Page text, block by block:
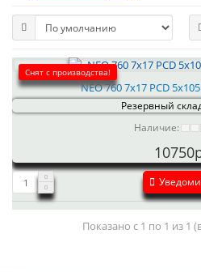
Снят с производства!
NEO 760 7x17 PCD
Резервный
Наличие:
Показано с 1 по 1 из 1